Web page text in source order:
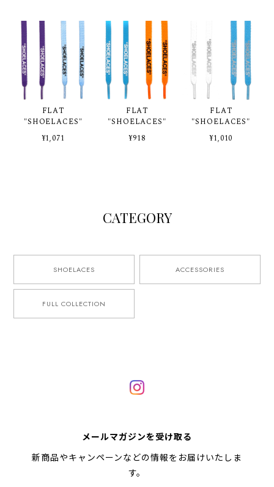
FLAT
"SHOELACES"
¥1,071
FLAT
"SHOELACES"
¥918
FLAT
"SHOELACES"
¥1,010
CATEGORY
SHOELACES ACCESSORIES
FULL COLLECTION
メールマガジンを受け取る
新商品やキャンペーンなどの情報をお届けいたしま
す。